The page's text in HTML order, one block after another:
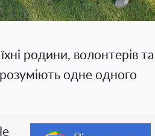
родини, волонтерів та
одне одного